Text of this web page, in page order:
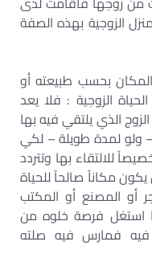
الزوجية بهذه الصفة
بحسب طبيعته أو
الزوجية : فلا يعد
الذي يلتقي فيه بها
ولو لمدة طويلة – لكي
للالتقاء بها وتتردد
مكاناً صالحاً للحياة
أو المصنع أو المكتب
استغل فرصة خلوه من
فيه فمارس فيه صلته